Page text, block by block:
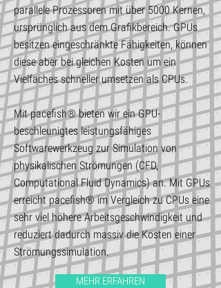
parallele Prozessoren mit über 5000 Kernen,
ursprünglich aus dem Grafikbereich. GPUs
besitzen eingeschränkte Fähigkeiten, können
diese aber bei gleichen Kosten um ein
Vielfaches schneller umsetzen als CPUs.
Mit pacefish® bieten wir ein GPU-
beschleunigtes leistungsfähiges
Softwarewerkzeug zur Simulation von
physikalischen Strömungen (CFD,
Computational Fluid Dynamics) an. Mit GPUs
erreicht pacefish® im Vergleich zu CPUs eine
sehr viel höhere Arbeitsgeschwindigkeit und
reduziert dadurch massiv die Kosten einer
Strömungssimulation.
MEHR ERFAHREN